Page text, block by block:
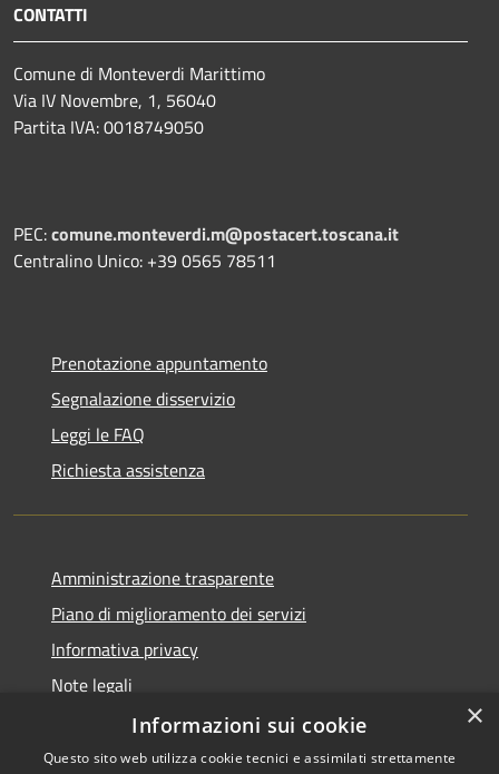
CONTATTI
Comune di Monteverdi Marittimo
Via IV Novembre, 1, 56040
Partita IVA: 0018749050
PEC:comune.monteverdi.m@postacert.toscana.it
Centralino Unico: +39 0565 78511
Prenotazione appuntamento
Segnalazione disservizio
Leggi le FAQ
Richiesta assistenza
Amministrazione trasparente
Piano di miglioramento dei servizi
Informativa privacy
Note legali
Dichiarazione di accessibilità
×
Informazioni sui cookie
Questo sito web utilizza cookie tecnici e assimilati strettamente